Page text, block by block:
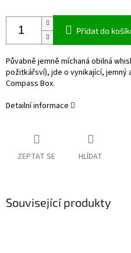
Přidat do
Půvabně jemně míchaná obilná
požitkářsví), jde o vynikající,
Compass Box.
Detailní informace
ZEPTAT SE HLÍDAT
Související produkty